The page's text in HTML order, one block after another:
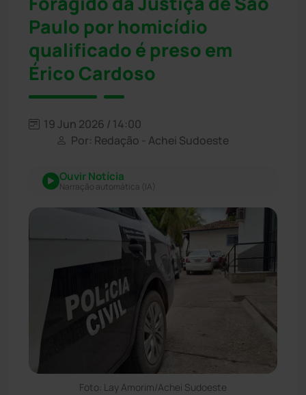
Paulo por homicídio
qualificado é preso em
Érico Cardoso
19 Jun 2026 / 14:00
Por: Redação - Achei Sudoeste
Ouvir Notícia
Narração automática (IA)
Foto: Lay Amorim/Achei Sudoeste